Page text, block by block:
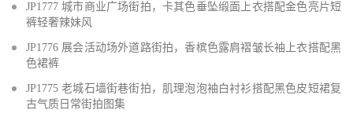
JP1777 城市商业广场街拍，卡其色垂坠缎面上衣搭配金色亮片短
裤轻奢辣妹风
JP1776 展会活动场外道路街拍，香槟色露肩褶皱长袖上衣搭配黑
色裙裤
JP1775 老城石墙街巷街拍，肌理泡泡袖白衬衫搭配黑色皮短裙复
古气质日常街拍图集